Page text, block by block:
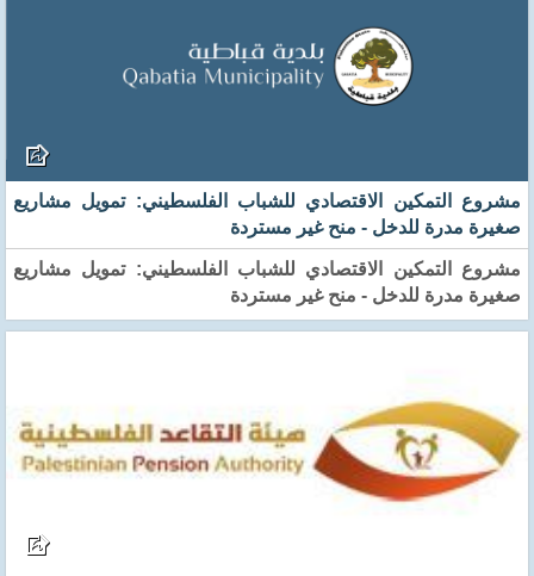
مشروع التمكين الاقتصادي للشباب الفلسطيني: تمويل مشاريع
صغيرة مدرة للدخل - منح غير مستردة
مشروع التمكين الاقتصادي للشباب الفلسطيني: تمويل مشاريع
صغيرة مدرة للدخل - منح غير مستردة